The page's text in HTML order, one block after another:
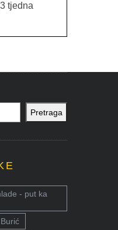
tjedna
Pretraga
- put ka